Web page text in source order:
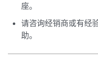
座。
请咨询经销商或有经
助。